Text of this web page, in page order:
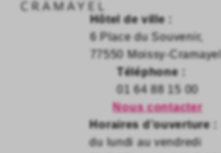
Hôtel de ville :
6 Place du Souvenir,
77550 Moissy-Cramayel,
Téléphone :
01 64 88 15 00
Nous contacter
Horaires d’ouverture :
du lundi au vendredi